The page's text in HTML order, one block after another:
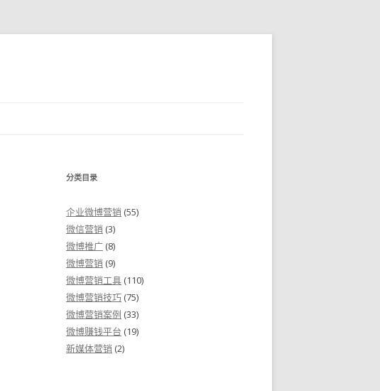
分类目录
企业微博营销 (55)
微信营销 (3)
微博推广 (8)
微博营销 (9)
微博营销工具 (110)
微博营销技巧 (75)
微博营销案例 (33)
微博赚钱平台 (19)
新媒体营销 (2)